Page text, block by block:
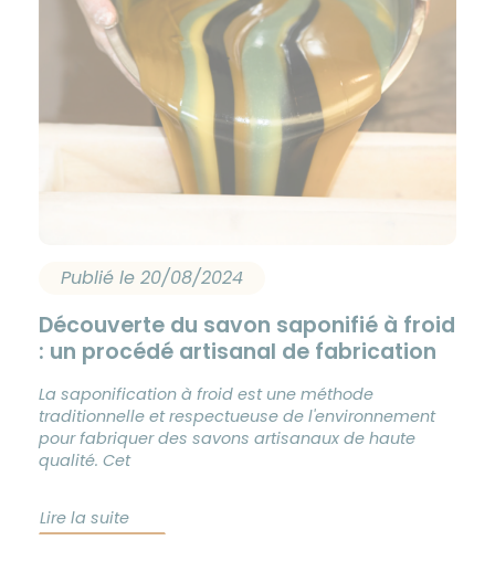
Publié le 20/08/2024
Découverte du savon saponifié à froid
: un procédé artisanal de fabrication
La saponification à froid est une méthode
traditionnelle et respectueuse de l'environnement
pour fabriquer des savons artisanaux de haute
qualité. Cet
Lire la suite